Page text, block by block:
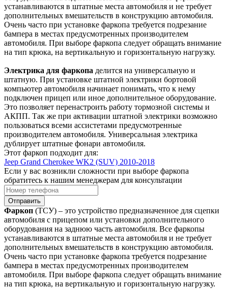
устанавливаются в штатные места автомобиля и не требует
дополнительных вмешательств в конструкцию автомобиля.
Очень часто при установке фаркопа требуется подрезание
бампера в местах предусмотренных производителем
автомобиля. При выборе фаркопа следует обращать внимание
на тип крюка, на вертикальную и горизонтальную нагрузку.
Электрика для фаркопа делится на универсальную и
штатную. При установке штатной электрики бортовой
компьютер автомобиля начинает понимать, что к нему
подключен прицеп или иное дополнительное оборудование.
Это позволяет перенастроить работу тормозной системы и
АКПП. Так же при активации штатной электрики возможно
пользоваться всеми ассистетами предусмотренные
производителем автомобиля. Универсальная электрика
дублирует штатные фонари автомобиля.
Этот фаркоп подходит для:
Jeep Grand Cherokee WK2 (SUV) 2010-2018
Если у вас возникли сложности при выборе фаркопа
обратитесь к нашим менеджерам для консультации
Отправить
Фаркоп (ТСУ) – это устройство предназначенное для сцепки
автомобиля с прицепом или установки дополнительного
оборудования на заднюю часть автомобиля. Все фаркопы
устанавливаются в штатные места автомобиля и не требует
дополнительных вмешательств в конструкцию автомобиля.
Очень часто при установке фаркопа требуется подрезание
бампера в местах предусмотренных производителем
автомобиля. При выборе фаркопа следует обращать внимание
на тип крюка, на вертикальную и горизонтальную нагрузку.